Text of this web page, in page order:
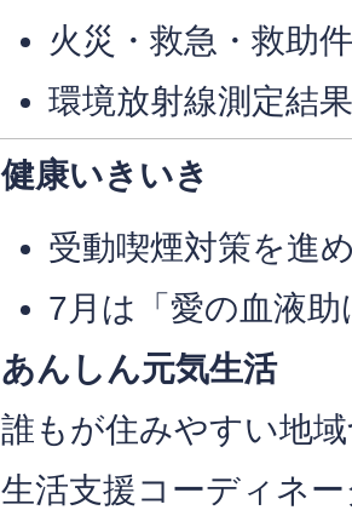
火災・救急・救助
環境放射線測定結
健康いきいき
受動喫煙対策を進
7月は「愛の血液
あんしん元気生活
誰もが住みやすい地
生活支援コーディネ